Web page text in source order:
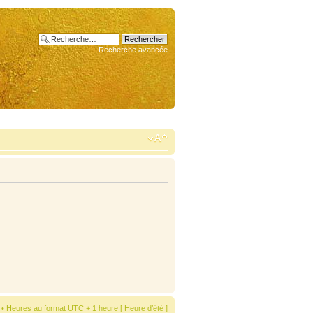
Recherche avancée
Heures au format UTC + 1 heure [ Heure d’été ]